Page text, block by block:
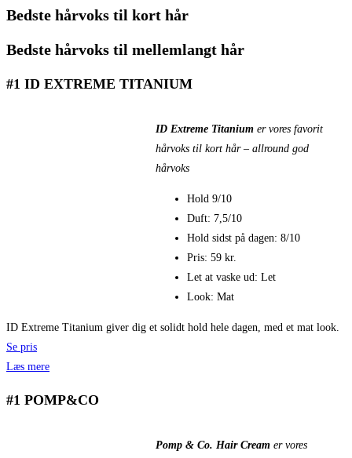
Bedste hårvoks til kort hår
Bedste hårvoks til mellemlangt hår
#1 ID EXTREME TITANIUM
ID Extreme Titanium er vores favorit
hårvoks til kort hår – allround god
hårvoks
Hold 9/10
Duft: 7,5/10
Hold sidst på dagen: 8/10
Pris: 59 kr.
Let at vaske ud: Let
Look: Mat
ID Extreme Titanium giver dig et solidt hold hele dagen, med et mat look.
Se pris
Læs mere
#1 POMP&CO
Pomp & Co. Hair Cream er vores